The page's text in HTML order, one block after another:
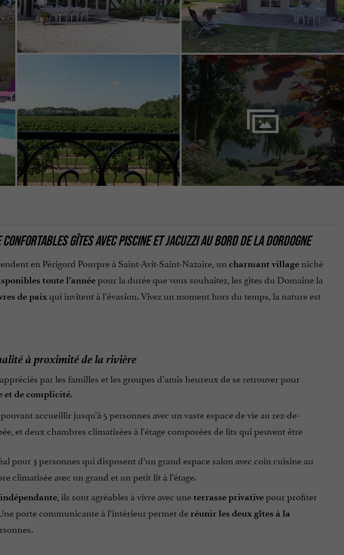
GÎTES AVEC PISCINE ET JACUZZI AU BORD DE LA DORDOGNE
en Périgord Pourpre à Saint-Avit-Saint-Nazaire, un charmant villageniché
toute l’annéepour la durée que vous souhaitez, les gîtes du Domaine la
de paixqui invitent à l’évasion. Vivez un moment hors du temps, la nature est
à proximité de la rivière
par les familles et les groupes d’amis heureux de se retrouver pour
et de complicité.
accueillir jusqu’à 5 personnes avec un vaste espace de vie au rez-de-
et deux chambres climatisées à l’étage composées de lits qui peuvent être
pour 3 personnes qui disposent d’un grand espace salon avec coin cuisine au
climatisée avec un grand et un petit lit à l’étage.
, ils sont agréables à vivre avec uneterrasse privativepour profiter
porte communicante à l’intérieur permet de réunir les deux gîtes à la